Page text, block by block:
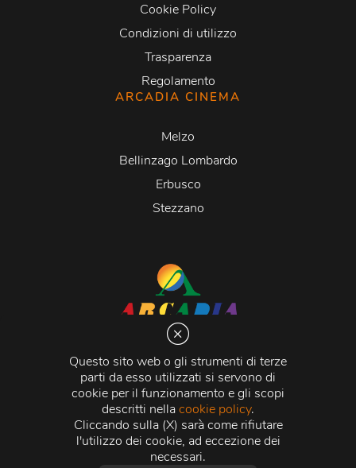
Questo sito web o gli strumenti di terze
parti da esso utilizzati si servono di
cookie per il funzionamento e gli scopi
descritti nellacookie policy.
Cliccando sulla (X) sarà come rifiutare
l'utilizzo dei cookie, ad eccezione dei
necessari.
Cookie Policy
Condizioni di utilizzo
Trasparenza
Regolamento
ARCADIA CINEMA
Melzo
Bellinzago Lombardo
Erbusco
Stezzano
Via Martiri della Libertà 20066 Melzo (MI)
C.C.I.A.A. - R.E.A di Milano n. 1427910
Registro delle Imprese di Milano n. 338392 -
Fiscale e Partita Iva11015840157 | Capitale Sociale
500.000,00 i.v.
Credits:Crea Informatica S.r.l. 2026 © Tutti i diritti
riservati.